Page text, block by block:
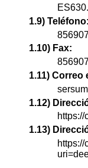
ES630.
1.9) Teléfono:
1.10) Fax:
1.11) Correo
1.12)
1.13)